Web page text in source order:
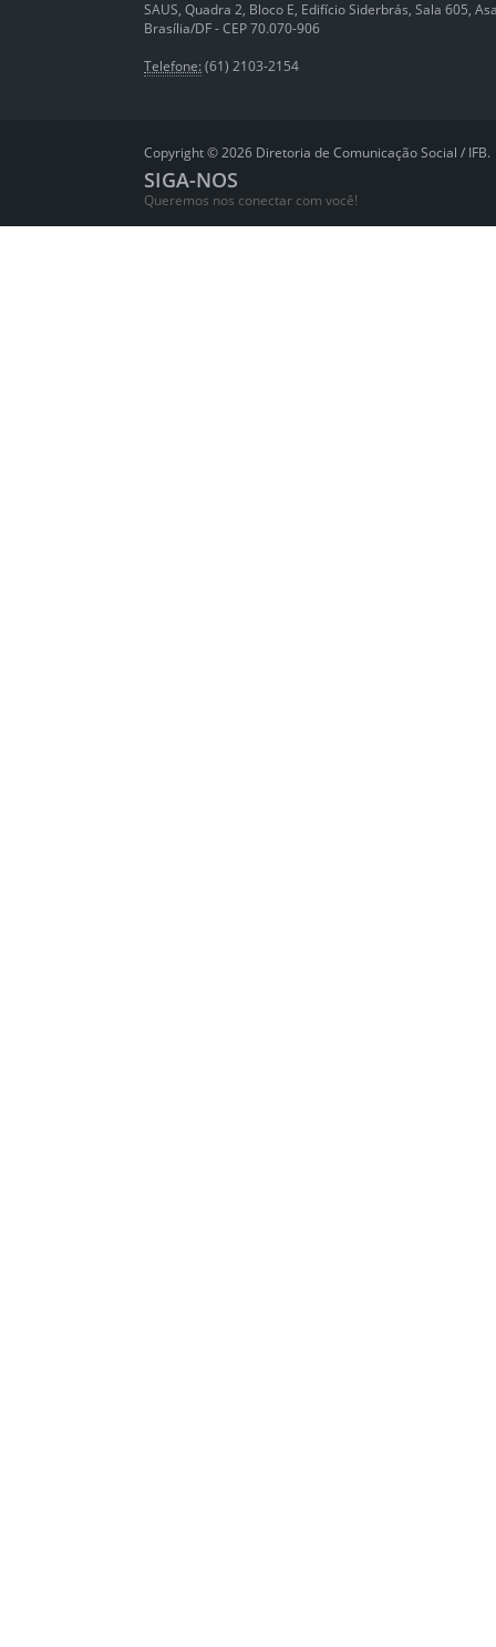
SAUS, Quadra 2, Bloco E, Edifício Siderbrás, Sala 605,
Brasília/DF - CEP 70.070-906
Telefone: (61) 2103-2154
Copyright © 2026 Diretoria de Comunicação Social / IFB.
SIGA-NOS
Queremos nos conectar com você!